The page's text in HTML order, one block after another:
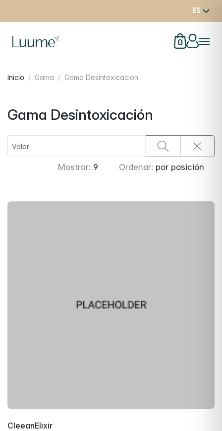
ES
0
Inicio Gama Gama Desintoxicación
Gama Desintoxicación
Mostrar: 9 Ordenar: por posición
CleeanElixir